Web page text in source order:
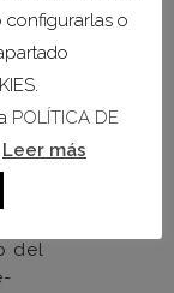
Los
su
del
configurarlas o
POLÍTICA DE
Leer más